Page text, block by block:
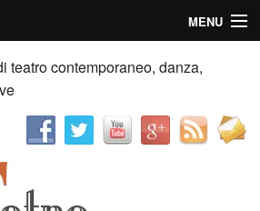
MENU
teatro contemporaneo, danza,